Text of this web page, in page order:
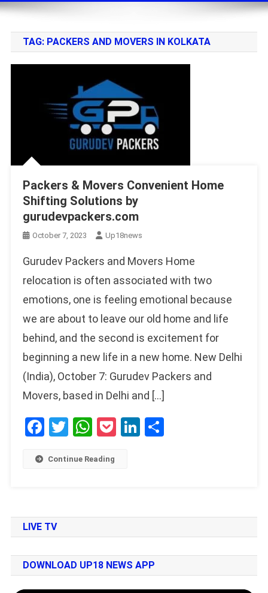
TAG: PACKERS AND MOVERS IN KOLKATA
Packers & Movers Convenient Home
Shifting Solutions by
gurudevpackers.com
October 7, 2023 Up18news
Gurudev Packers and Movers Home
relocation is often associated with two
emotions, one is feeling emotional because
we are about to leave our old home and life
behind, and the second is excitement for
beginning a new life in a new home. New Delhi
(India), October 7: Gurudev Packers and
Movers, based in Delhi and […]
Facebook
Twitter
WhatsApp
PocketLinkedIn
Share
Continue Reading
LIVE TV
DOWNLOAD UP18 NEWS APP